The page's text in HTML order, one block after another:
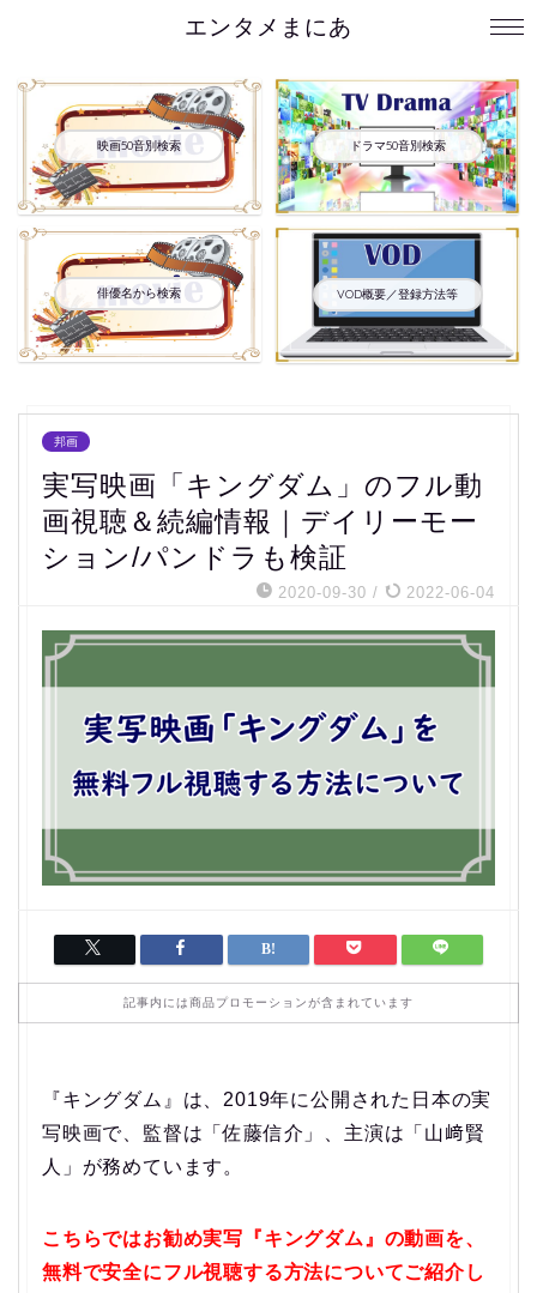
エンタメまにあ
映画50音別検索 ドラマ50音別検索
俳優名から検索 VOD概要／登録方法等
邦画
実写映画「キングダム」のフル動
画視聴＆続編情報｜デイリーモー
ション/パンドラも検証
2020-09-30 / 2022-06-04
記事内には商品プロモーションが含まれています
『キングダム』は、2019年に公開された日本の実
写映画で、監督は「佐藤信介」、主演は「山﨑賢
人」が務めています。
こちらではお勧め実写『キングダム』の動画を、
無料で安全にフル視聴する方法についてご紹介し